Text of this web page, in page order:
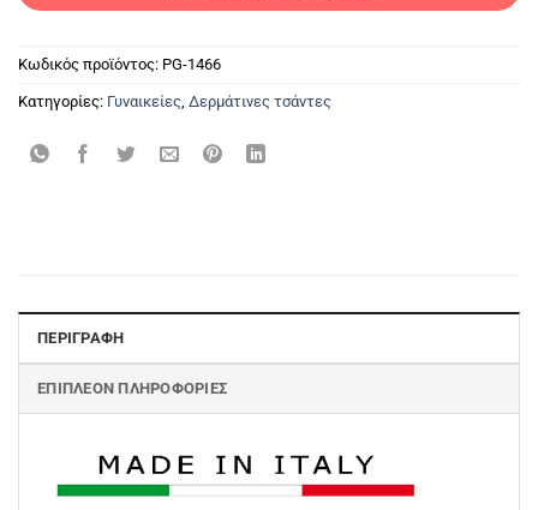
Κωδικός προϊόντος: PG-1466
Κατηγορίες: Γυναικείες, Δερμάτινες τσάντες
ΠΕΡΙΓΡΑΦΉ
ΕΠΙΠΛΈΟΝ ΠΛΗΡΟΦΟΡΊΕΣ